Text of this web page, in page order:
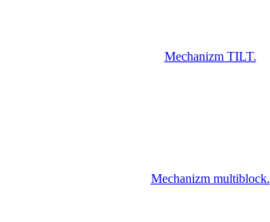
Mechanizm TILT.
Mechanizm multiblock.